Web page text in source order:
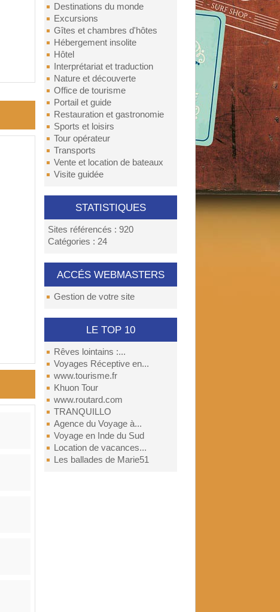
Destinations du monde
Excursions
Gîtes et chambres d'hôtes
Hébergement insolite
Hôtel
Interprétariat et traduction
Nature et découverte
Office de tourisme
Portail et guide
Restauration et gastronomie
Sports et loisirs
Tour opérateur
Transports
Vente et location de bateaux
Visite guidée
STATISTIQUES
Sites référencés : 920
Catégories : 24
ACCÉS WEBMASTERS
Gestion de votre site
LE TOP 10
Rêves lointains :...
Voyages Réceptive en...
www.tourisme.fr
Khuon Tour
www.routard.com
TRANQUILLO
Agence du Voyage à...
Voyage en Inde du Sud
Location de vacances...
Les ballades de Marie51